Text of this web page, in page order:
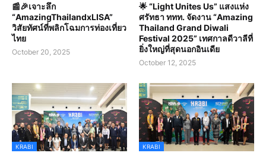
📰🎉เจาะลึก
“AmazingThailandxLISA”
วิสัยทัศน์ที่พลิกโฉมการท่องเที่ยว
ไทย
October 20, 2025
🌟 “Light Unites Us” แสงแห่ง
ศรัทธา ททท. จัดงาน “Amazing
Thailand Grand Diwali
Festival 2025” เทศกาลดีวาลีที่
ยิ่งใหญ่ที่สุดนอกอินเดีย
October 12, 2025
KRABI KRABI